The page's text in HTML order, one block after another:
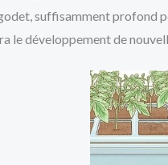
suffisamment profond
le développement de